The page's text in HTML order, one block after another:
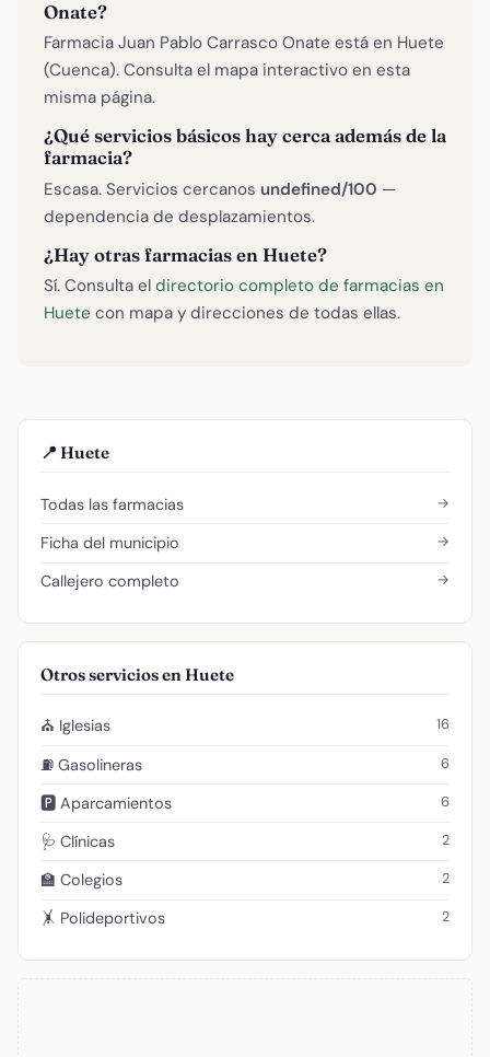
Onate?
Farmacia Juan Pablo Carrasco Onate está en Huete
(Cuenca). Consulta el mapa interactivo en esta
misma página.
¿Qué servicios básicos hay cerca además de la
farmacia?
Escasa. Servicios cercanos undefined/100 —
dependencia de desplazamientos.
¿Hay otras farmacias en Huete?
Sí. Consulta el directorio completo de farmacias en
Huete con mapa y direcciones de todas ellas.
📍 Huete
Todas las farmacias →
Ficha del municipio →
Callejero completo →
Otros servicios en Huete
⛪ Iglesias 16
⛽ Gasolineras 6
🅿️ Aparcamientos 6
🩺 Clínicas 2
🏫 Colegios 2
🤸 Polideportivos 2